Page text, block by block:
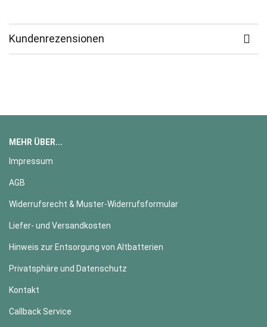
Kundenrezensionen
MEHR ÜBER...
Impressum
AGB
Widerrufsrecht & Muster-Widerrufsformular
Liefer- und Versandkosten
Hinweis zur Entsorgung von Altbatterien
Privatsphäre und Datenschutz
Kontakt
Callback Service